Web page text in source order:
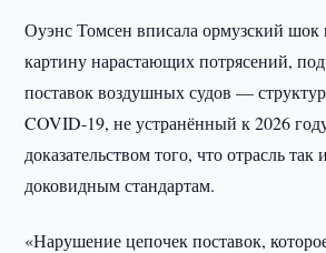
Оуэнс Томсен вписала ормузский
картину нарастающих потрясений,
поставок воздушных судов —
COVID-19, не устранённый к 2026
доказательством того, что отрасль так
доковидным стандартам.
«Нарушение цепочек поставок,